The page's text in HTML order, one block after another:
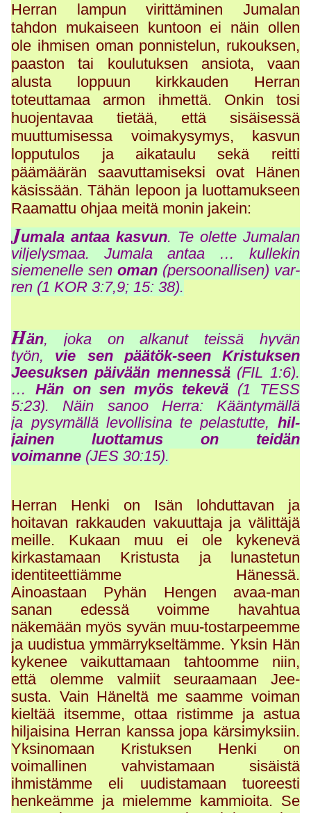
Herran lampun virittäminen Jumalan
tahdon mukaiseen kuntoon ei näin ollen
ole ihmisen oman ponnistelun, rukouksen,
paaston tai koulutuksen ansiota, vaan
alusta loppuun kirkkauden Herran
toteuttamaa armon ihmettä. Onkin tosi
huojentavaa tietää, että sisäisessä
muuttumisessa voimakysymys, kasvun
lopputulos ja aikataulu sekä reitti
päämäärän saavuttamiseksi ovat Hänen
käsissään. Tähän lepoon ja luottamukseen
Raamattu ohjaa meitä monin jakein:
Jumala antaa kasvun. Te olette Jumalan
viljelysmaa. Jumala antaa … kullekin
siemenelle sen oman (persoonallisen) var-
ren (1 KOR 3:7,9; 15: 38).
Hän, joka on alkanut teissä hyvän
työn, vie sen päätök-seen Kristuksen
Jeesuksen päivään mennessä(FIL 1:6).
… Hän on sen myös tekevä (1 TESS
5:23). Näin sanoo Herra: Kääntymällä
ja pysymällä levollisina te pelastutte, hil-
jainen luottamus on teidän
voimanne (JES 30:15).
Herran Henki on Isän lohduttavan ja
hoitavan rakkauden vakuuttaja ja välittäjä
meille. Kukaan muu ei ole kykenevä
kirkastamaan Kristusta ja lunastetun
identiteettiämme Hänessä.
Ainoastaan Pyhän Hengen avaa-man
sanan edessä voimme havahtua
näkemään myös syvän muu-tostarpeemme
ja uudistua ymmärrykseltämme. Yksin Hän
kykenee vaikuttamaan tahtoomme niin,
että olemme valmiit seuraamaan Jee-
susta. Vain Häneltä me saamme voiman
kieltää itsemme, ottaa ristimme ja astua
hiljaisina Herran kanssa jopa kärsimyksiin.
Yksinomaan Kristuksen Henki on
voimallinen vahvistamaan sisäistä
ihmistämme eli uudistamaan tuoreesti
henkeämme ja mielemme kammioita. Se